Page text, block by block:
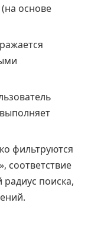
основе
фильтруются
соответствие
поиска,